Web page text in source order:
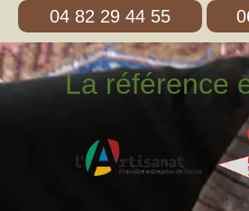
04 82 29 44 55
La référence